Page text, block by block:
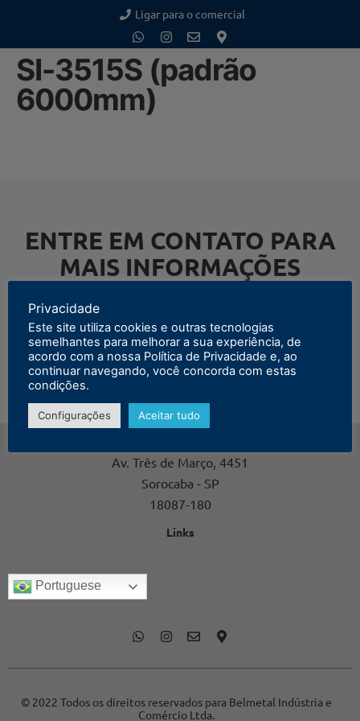
Ligar para o comercial
SI-3515S (padrão
6000mm)
ENTRE EM CONTATO PARA
MAIS INFORMAÇÕES
ENTRAR EM CONTATO
Av. Três de Março, 4451
Sorocaba - SP
18087-180
Links
Portuguese
© 2022 Todos os direitos reservados para Belmetal Indústria e
Comércio Ltda.
Privacidade
Este site utiliza cookies e outras tecnologias
semelhantes para melhorar a sua experiência, de
acordo com a nossa Política de Privacidade e, ao
continuar navegando, você concorda com estas
condições.
Configurações Aceitar tudo